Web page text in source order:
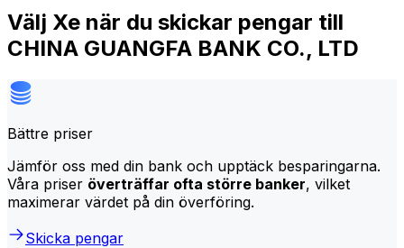
Välj Xe när du skickar pengar till
CHINA GUANGFA BANK CO., LTD
Bättre priser
Jämför oss med din bank och upptäck besparingarna.
Våra priser överträffar ofta större banker, vilket
maximerar värdet på din överföring.
Skicka pengar